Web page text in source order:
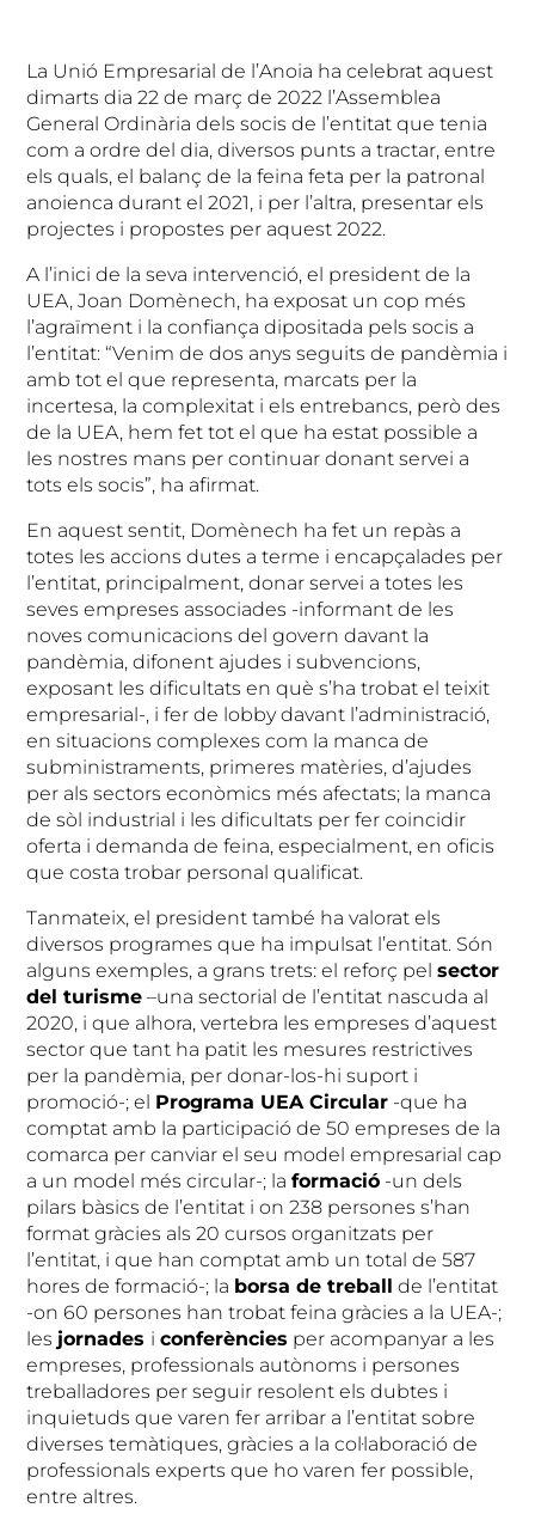
La Unió Empresarial de l’Anoia ha celebrat aquest
dimarts dia 22 de març de 2022 l’Assemblea
General Ordinària dels socis de l’entitat que tenia
com a ordre del dia, diversos punts a tractar, entre
els quals, el balanç de la feina feta per la patronal
anoienca durant el 2021, i per l’altra, presentar els
projectes i propostes per aquest 2022.
A l’inici de la seva intervenció, el president de la
UEA, Joan Domènech, ha exposat un cop més
l’agraïment i la confiança dipositada pels socis a
l’entitat: “Venim de dos anys seguits de pandèmia i
amb tot el que representa, marcats per la
incertesa, la complexitat i els entrebancs, però des
de la UEA, hem fet tot el que ha estat possible a
les nostres mans per continuar donant servei a
tots els socis”, ha afirmat.
En aquest sentit, Domènech ha fet un repàs a
totes les accions dutes a terme i encapçalades per
l’entitat, principalment, donar servei a totes les
seves empreses associades -informant de les
noves comunicacions del govern davant la
pandèmia, difonent ajudes i subvencions,
exposant les dificultats en què s’ha trobat el teixit
empresarial-, i fer de lobby davant l’administració,
en situacions complexes com la manca de
subministraments, primeres matèries, d’ajudes
per als sectors econòmics més afectats; la manca
de sòl industrial i les dificultats per fer coincidir
oferta i demanda de feina, especialment, en oficis
que costa trobar personal qualificat.
Tanmateix, el president també ha valorat els
diversos programes que ha impulsat l’entitat. Són
alguns exemples, a grans trets: el reforç pelsector
del turisme –una sectorial de l’entitat nascuda al
2020, i que alhora, vertebra les empreses d’aquest
sector que tant ha patit les mesures restrictives
per la pandèmia, per donar-los-hi suport i
promoció-; el Programa UEA Circular -que ha
comptat amb la participació de 50 empreses de la
comarca per canviar el seu model empresarial cap
a un model més circular-; laformació -un dels
pilars bàsics de l’entitat i on 238 persones s’han
format gràcies als 20 cursos organitzats per
l’entitat, i que han comptat amb un total de 587
hores de formació-; la borsa de treball de l’entitat
-on 60 persones han trobat feina gràcies a la UEA-;
les jornades iconferències per acompanyar a les
empreses, professionals autònoms i persones
treballadores per seguir resolent els dubtes i
inquietuds que varen fer arribar a l’entitat sobre
diverses temàtiques, gràcies a la col·laboració de
professionals experts que ho varen fer possible,
entre altres.